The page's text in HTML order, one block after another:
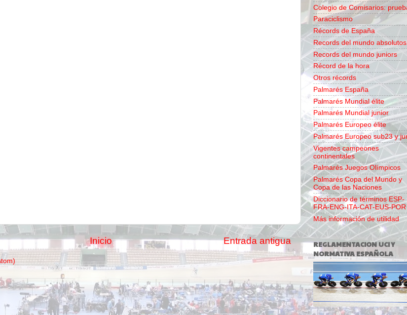
Entrada antigua
Inicio
Colegio de Comisarios:
Paraciclismo
Récords de España
Records del mundo absolutos
Records del mundo juniors
Récord de la hora
Otros récords
Palmarés España
Palmarés Mundial élite
Palmarés Mundial junior
Palmarés Europeo élite
Palmarés Europeo sub23 y
Vigentes campeones
continentales
Palmarés Juegos Olímpicos
Palmarés Copa del Mundo y
Copa de las Naciones
Diccionario de términos ESP-
FRA-ENG-ITA-CAT-EUS-POR
Más información de utilidad
REGLAMENTACION UCI Y
NORMATIVA ESPAÑOLA